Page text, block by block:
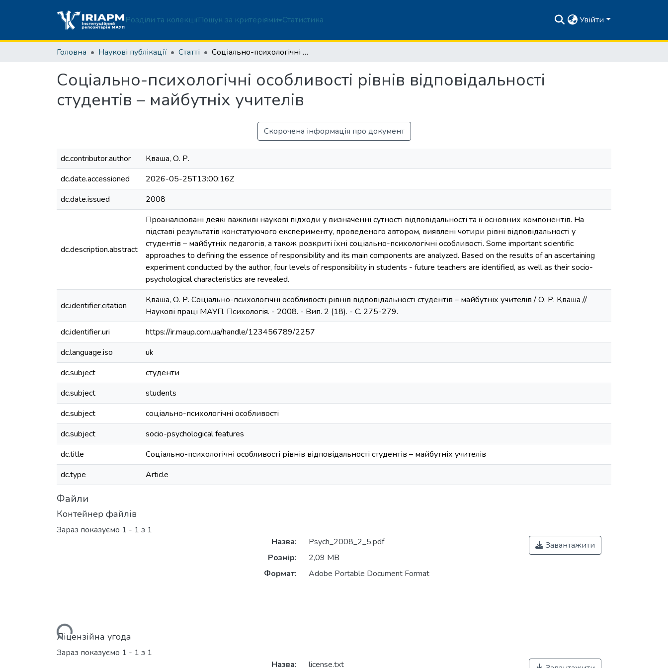
Розділи та колекціїПошук за критеріями Статистика Увійти
Головна Наукові публікації Статті Соціально-психологічні особливості рівнів відповідальності студентів – майбутніх учителів
Соціально-психологічні особливості рівнів відповідальності
студентів – майбутніх учителів
Скорочена інформація про документ
dc.contributor.author
Кваша, О. Р.
dc.date.accessioned
2026-05-25T13:00:16Z
dc.date.issued
2008
dc.description.abstract
Проаналізовані деякі важливі наукові підходи у визначенні сутності відповідальності та її основних компонентів. На
підставі результатів констатуючого експерименту, проведеного автором, виявлені чотири рівні відповідальності у
студентів – майбутніх педагогів, а також розкриті їхні соціально-психологічні особливості. Some important scientific
approaches to defining the essence of responsibility and its main components are analyzed. Based on the results of an ascertaining
experiment conducted by the author, four levels of responsibility in students - future teachers are identified, as well as their socio-
psychological characteristics are revealed.
dc.identifier.citation
Кваша, О. Р. Соціально-психологічні особливості рівнів відповідальності студентів – майбутніх учителів / О. Р. Кваша //
Наукові праці МАУП. Психологія. - 2008. - Вип. 2 (18). - С. 275-279.
dc.identifier.uri
https://ir.maup.com.ua/handle/123456789/2257
dc.language.iso
uk
dc.subject
студенти
dc.subject
students
dc.subject
соціально-психологічні особливості
dc.subject
socio-psychological features
dc.title
Соціально-психологічні особливості рівнів відповідальності студентів – майбутніх учителів
dc.type
Article
Файли
Контейнер файлів
Зараз показуємо 1 - 1 з 1
Вантажиться...
Назва:
Psych_2008_2_5.pdf
Розмір:
2,09 MB
Формат:
Adobe Portable Document Format
Завантажити
Ліцензійна угода
Зараз показуємо 1 - 1 з 1
Назва:
license.txt